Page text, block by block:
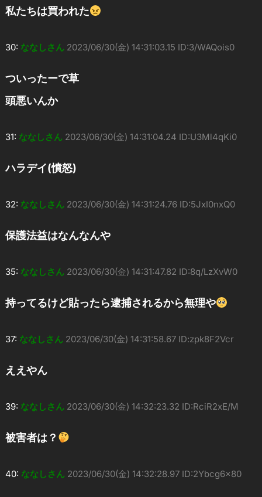
私たちは買われた
30: ななしさん 2023/06/30(金) 14:31:03.15 ID:3/WAQois0
ついったーで草
頭悪いんか
31: ななしさん 2023/06/30(金) 14:31:04.24 ID:U3Ml4qKi0
ハラデイ(憤怒)
32: ななしさん 2023/06/30(金) 14:31:24.76 ID:5JxI0nxQ0
保護法益はなんなんや
35: ななしさん 2023/06/30(金) 14:31:47.82 ID:8q/LzXvW0
持ってるけど貼ったら逮捕されるから無理や
37: ななしさん 2023/06/30(金) 14:31:58.67 ID:zpk8F2Vcr
ええやん
39: ななしさん 2023/06/30(金) 14:32:23.32 ID:RciR2xE/M
被害者は？
40: ななしさん 2023/06/30(金) 14:32:28.97 ID:2Ybcg6x80